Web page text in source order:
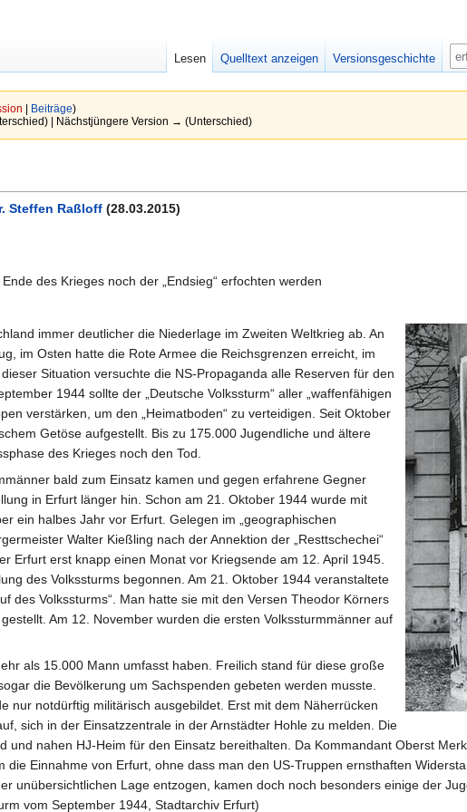
| Beiträge)
| Nächstjüngere Version → (Unterschied)
Steffen Raßloff (28.03.2015)
des Krieges noch der „Endsieg“ erfochten werden
immer deutlicher die Niederlage im Zweiten Weltkrieg ab. An
im Osten hatte die Rote Armee die Reichsgrenzen erreicht, im
Situation versuchte die NS-Propaganda alle Reserven für den
1944 sollte der „Deutsche Volkssturm“ aller „waffenfähigen
verstärken, um den „Heimatboden“ zu verteidigen. Seit Oktober
Getöse aufgestellt. Bis zu 175.000 Jugendliche und ältere
des Krieges noch den Tod.
bald zum Einsatz kamen und gegen erfahrene Gegner
in Erfurt länger hin. Schon am 21. Oktober 1944 wurde mit
ein halbes Jahr vor Erfurt. Gelegen im „geographischen
Walter Kießling nach der Annektion der „Resttschechei“
Erfurt erst knapp einen Monat vor Kriegsende am 12. April 1945.
des Volkssturms begonnen. Am 21. Oktober 1944 veranstaltete
des Volkssturms“. Man hatte sie mit den Versen Theodor Körners
Am 12. November wurden die ersten Volkssturmmänner auf
als 15.000 Mann umfasst haben. Freilich stand für diese große
die Bevölkerung um Sachspenden gebeten werden musste.
nur notdürftig militärisch ausgebildet. Erst mit dem Näherrücken
sich in der Einsatzzentrale in der Arnstädter Hohle zu melden. Die
und nahen HJ-Heim für den Einsatz bereithalten. Da Kommandant Oberst
Einnahme von Erfurt, ohne dass man den US-Truppen ernsthaften
unübersichtlichen Lage entzogen, kamen doch noch besonders einige der
vom September 1944, Stadtarchiv Erfurt)
Lesen Quelltext anzeigen Versionsgeschichte